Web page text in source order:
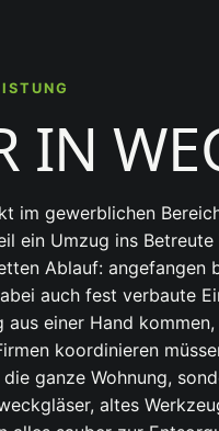
IN
im gewerblichen
ein Umzug ins
Ablauf: angefangen
auch fest verbaute
aus einer Hand
koordinieren
ganze Wohnung,
altes